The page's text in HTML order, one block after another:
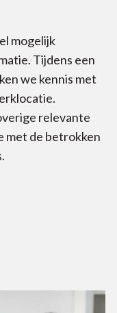
mogelijk
Tijdens een
we kennis met
relevante
met de betrokken